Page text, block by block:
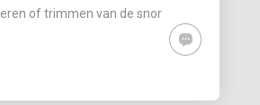
of trimmen van de snor